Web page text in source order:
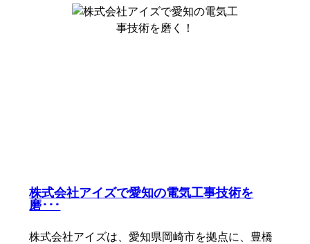
株式会社アイズで愛知の電気工事技術を
磨･･･
株式会社アイズは、愛知県岡崎市を拠点に、豊橋